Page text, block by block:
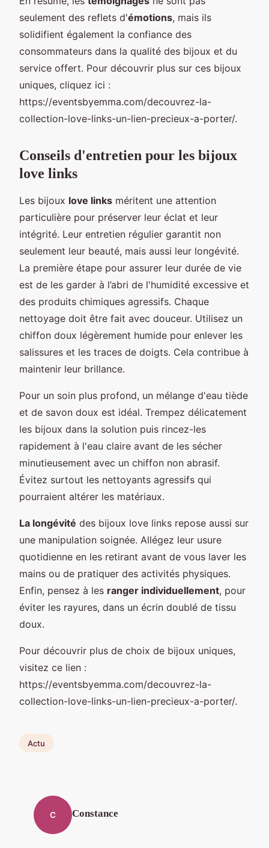
seulement des reflets d'émotions, mais ils
solidifient également la confiance des
consommateurs dans la qualité des bijoux et du
service offert. Pour découvrir plus sur ces bijoux
uniques, cliquez ici :
https://eventsbyemma.com/decouvrez-la-
collection-love-links-un-lien-precieux-a-porter/.
Conseils d'entretien pour les bijoux
love links
Les bijoux love links méritent une attention
particulière pour préserver leur éclat et leur
intégrité. Leur entretien régulier garantit non
seulement leur beauté, mais aussi leur longévité.
La première étape pour assurer leur durée de vie
est de les garder à l’abri de l'humidité excessive et
des produits chimiques agressifs. Chaque
nettoyage doit être fait avec douceur. Utilisez un
chiffon doux légèrement humide pour enlever les
salissures et les traces de doigts. Cela contribue à
maintenir leur brillance.
Pour un soin plus profond, un mélange d'eau tiède
et de savon doux est idéal. Trempez délicatement
les bijoux dans la solution puis rincez-les
rapidement à l'eau claire avant de les sécher
minutieusement avec un chiffon non abrasif.
Évitez surtout les nettoyants agressifs qui
pourraient altérer les matériaux.
La longévité des bijoux love links repose aussi sur
une manipulation soignée. Allégez leur usure
quotidienne en les retirant avant de vous laver les
mains ou de pratiquer des activités physiques.
Enfin, pensez à les ranger individuellement, pour
éviter les rayures, dans un écrin doublé de tissu
doux.
Pour découvrir plus de choix de bijoux uniques,
visitez ce lien :
https://eventsbyemma.com/decouvrez-la-
collection-love-links-un-lien-precieux-a-porter/.
Actu
C Constance